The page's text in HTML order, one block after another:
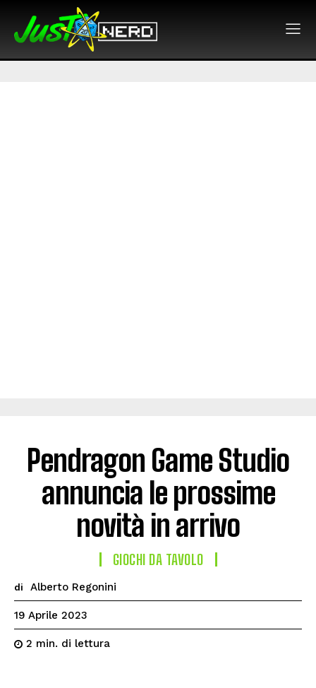
Pendragon Game Studio
annuncia le prossime
novità in arrivo
GIOCHI DA TAVOLO
di Alberto Regonini
19 Aprile 2023
2 min. di lettura